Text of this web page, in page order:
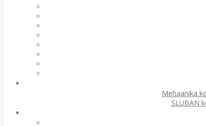
Mehaanika
SLUBAN